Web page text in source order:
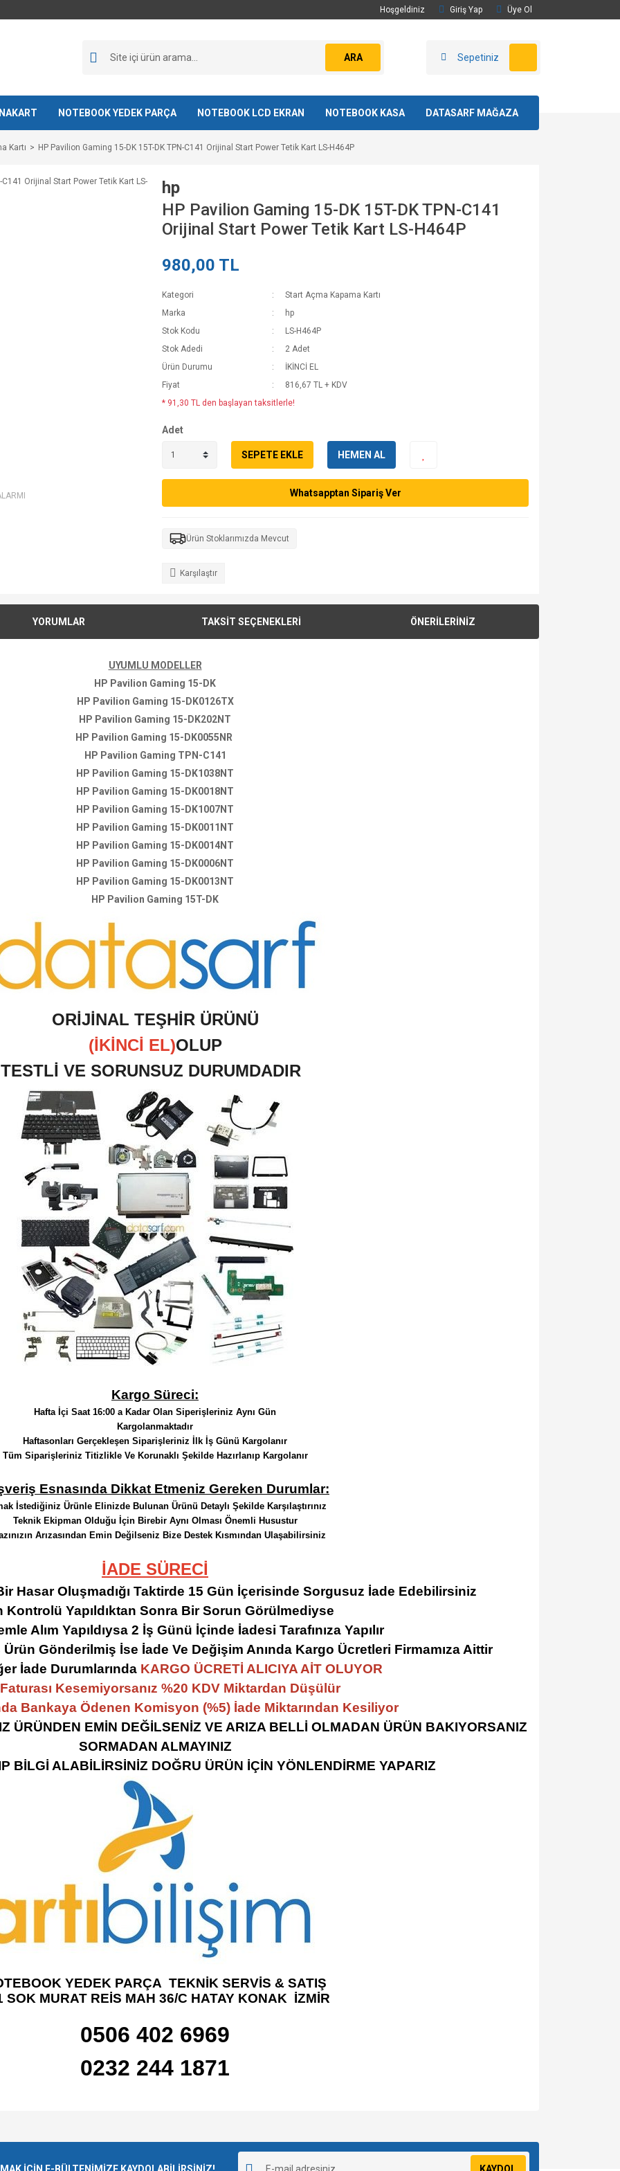
Hoşgeldiniz Giriş Yap Üye Ol
ARA Sepetiniz
NOTEBOOK YEDEK PARÇA NOTEBOOK LCD EKRAN NOTEBOOK KASA DATASARF MAĞAZA
Kartı HP Pavilion Gaming 15-DK 15T-DK TPN-C141 Orijinal Start Power Tetik Kart LS-H464P
hp
HP Pavilion Gaming 15-DK 15T-DK TPN-C141
Orijinal Start Power Tetik Kart LS-H464P
980,00 TL
Kategori
Start Açma Kapama Kartı
Marka
hp
Stok Kodu
LS-H464P
Stok Adedi
2 Adet
Ürün Durumu
İKİNCİ EL
Fiyat
816,67 TL + KDV
* 91,30 TL den başlayan taksitlerle!
Adet
SEPETE EKLE HEMEN AL
Whatsapptan Sipariş Ver
Ürün Stoklarımızda Mevcut
Karşılaştır
YORUMLAR TAKSİT SEÇENEKLERİ ÖNERİLERİNİZ
UYUMLU MODELLER
HP Pavilion Gaming 15-DK
HP Pavilion Gaming 15-DK0126TX
HP Pavilion Gaming 15-DK202NT
HP Pavilion Gaming 15-DK0055NR
HP Pavilion Gaming TPN-C141
HP Pavilion Gaming 15-DK1038NT
HP Pavilion Gaming 15-DK0018NT
HP Pavilion Gaming 15-DK1007NT
HP Pavilion Gaming 15-DK0011NT
HP Pavilion Gaming 15-DK0014NT
HP Pavilion Gaming 15-DK0006NT
HP Pavilion Gaming 15-DK0013NT
HP Pavilion Gaming 15T-DK
ORİJİNAL TEŞHİR ÜRÜNÜ
(İKİNCİ EL)OLUP
TESTLİ VE SORUNSUZ DURUMDADIR
Kargo Süreci:
Hafta İçi Saat 16:00 a Kadar Olan Siperişleriniz Aynı Gün
Kargolanmaktadır
Haftasonları Gerçekleşen Siparişleriniz İlk İş Günü Kargolanır
Tüm Siparişleriniz Titizlikle Ve Korunaklı Şekilde Hazırlanıp Kargolanır
Esnasında Dikkat Etmeniz Gereken Durumlar:
İstediğiniz Ürünle Elinizde Bulunan Ürünü Detaylı Şekilde Karşılaştırınız
Teknik Ekipman Olduğu İçin Birebir Aynı Olması Önemli Husustur
Arızasından Emin Değilseniz Bize Destek Kısmından Ulaşabilirsiniz
İADE SÜRECİ
Hasar Oluşmadığı Taktirde 15 Gün İçerisinde Sorgusuz İade Edebilirsiniz
Kontrolü Yapıldıktan Sonra Bir Sorun Görülmediyse
Alım Yapıldıysa 2 İş Günü İçinde İadesi Tarafınıza Yapılır
Ürün Gönderilmiş İse İade Ve Değişim Anında Kargo Ücretleri Firmamıza Aittir
İade Durumlarında KARGO ÜCRETİ ALICIYA AİT OLUYOR
Kesemiyorsanız %20 KDV Miktardan Düşülür
Bankaya Ödenen Komisyon (%5) İade Miktarından Kesiliyor
ÜRÜNDEN EMİN DEĞİLSENİZ VE ARIZA BELLİ OLMADAN ÜRÜN BAKIYORSANIZ
SORMADAN ALMAYINIZ
BİLGİ ALABİLİRSİNİZ DOĞRU ÜRÜN İÇİN YÖNLENDİRME YAPARIZ
YEDEK PARÇA TEKNİK SERVİS & SATIŞ
SOK MURAT REİS MAH 36/C HATAY KONAK İZMİR
0506 402 6969
0232 244 1871
İÇİN E-BÜLTENİMİZE KAYDOLABİLİRSİNİZ! KAYDOL